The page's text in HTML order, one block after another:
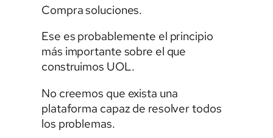
Compra soluciones.
Ese es probablemente el principio
más importante sobre el que
construimos UOL.
No creemos que exista una
plataforma capaz de resolver todos
los problemas.